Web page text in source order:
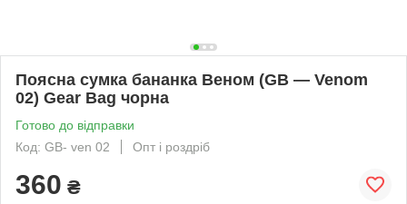
Поясна сумка бананка Веном (GB — Venom
02) Gear Bag чорна
Готово до відправки
Код: GB- ven 02
Опт і роздріб
360 ₴